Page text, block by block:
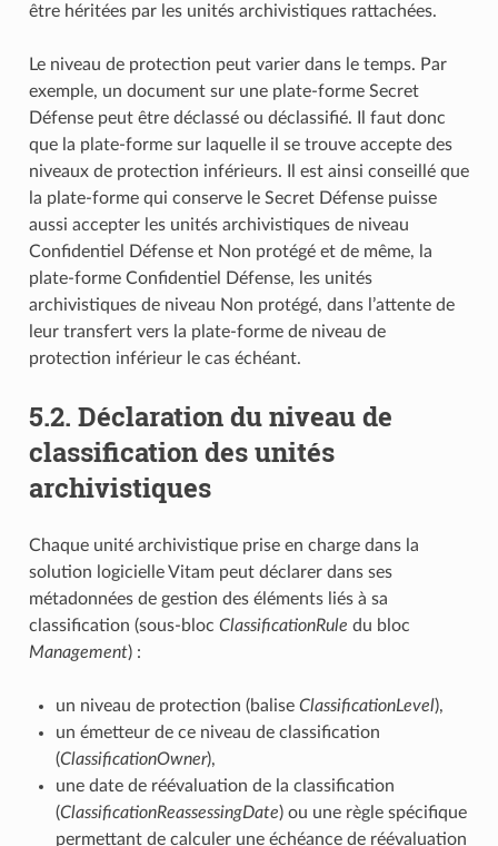
être héritées par les unités archivistiques rattachées.
Le niveau de protection peut varier dans le temps. Par
exemple, un document sur une plate-forme Secret
Défense peut être déclassé ou déclassifié. Il faut donc
que la plate-forme sur laquelle il se trouve accepte des
niveaux de protection inférieurs. Il est ainsi conseillé que
la plate-forme qui conserve le Secret Défense puisse
aussi accepter les unités archivistiques de niveau
Confidentiel Défense et Non protégé et de même, la
plate-forme Confidentiel Défense, les unités
archivistiques de niveau Non protégé, dans l’attente de
leur transfert vers la plate-forme de niveau de
protection inférieur le cas échéant.
5.2. Déclaration du niveau de
classification des unités
archivistiques
Chaque unité archivistique prise en charge dans la
solution logicielle Vitam peut déclarer dans ses
métadonnées de gestion des éléments liés à sa
classification (sous-bloc ClassificationRule du bloc
Management) :
un niveau de protection (balise ClassificationLevel),
un émetteur de ce niveau de classification
(ClassificationOwner),
une date de réévaluation de la classification
(ClassificationReassessingDate) ou une règle spécifique
permettant de calculer une échéance de réévaluation